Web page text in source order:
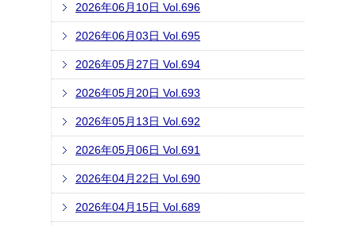
2026年06月10日 Vol.696
2026年06月03日 Vol.695
2026年05月27日 Vol.694
2026年05月20日 Vol.693
2026年05月13日 Vol.692
2026年05月06日 Vol.691
2026年04月22日 Vol.690
2026年04月15日 Vol.689